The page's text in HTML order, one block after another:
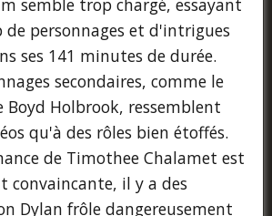
semble trop chargé, essayant
personnages et d'intrigues
ses 141 minutes de durée.
secondaires, comme le
Boyd Holbrook, ressemblent
qu'à des rôles bien étoffés.
de Timothee Chalamet est
convaincante, il y a des
Dylan frôle dangereusement